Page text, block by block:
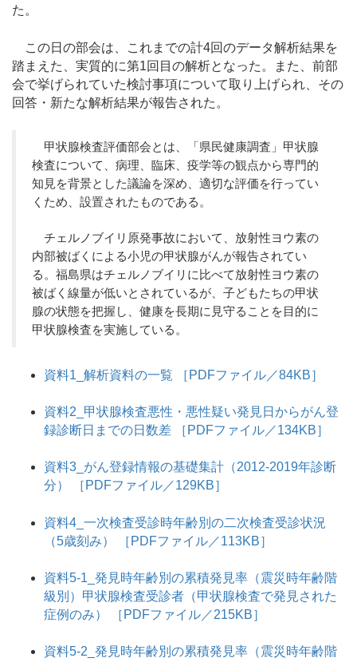
た。
この日の部会は、これまでの計4回のデータ解析結果を
踏まえた、実質的に第1回目の解析となった。また、前部
会で挙げられていた検討事項について取り上げられ、その
回答・新たな解析結果が報告された。
甲状腺検査評価部会とは、「県民健康調査」甲状腺
検査について、病理、臨床、疫学等の観点から専門的
知見を背景とした議論を深め、適切な評価を行ってい
くため、設置されたものである。
チェルノブイリ原発事故において、放射性ヨウ素の
内部被ばくによる小児の甲状腺がんが報告されてい
る。福島県はチェルノブイリに比べて放射性ヨウ素の
被ばく線量が低いとされているが、子どもたちの甲状
腺の状態を把握し、健康を長期に見守ることを目的に
甲状腺検査を実施している。
資料1_解析資料の一覧 ［PDFファイル／84KB］
資料2_甲状腺検査悪性・悪性疑い発見日からがん登
録診断日までの日数差 ［PDFファイル／134KB］
資料3_がん登録情報の基礎集計（2012-2019年診断
分） ［PDFファイル／129KB］
資料4_一次検査受診時年齢別の二次検査受診状況
（5歳刻み） ［PDFファイル／113KB］
資料5-1_発見時年齢別の累積発見率（震災時年齢階
級別）甲状腺検査受診者（甲状腺検査で発見された
症例のみ） ［PDFファイル／215KB］
資料5-2_発見時年齢別の累積発見率（震災時年齢階